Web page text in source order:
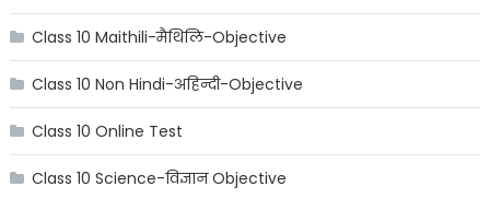
Class 10 Maithili-मैथिलि-Objective
Class 10 Non Hindi-अहिन्दी-Objective
Class 10 Online Test
Class 10 Science-विज्ञान Objective